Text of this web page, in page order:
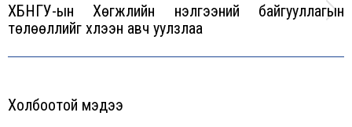
Next
ХБНГУ-ын Хөгжлийн үнэлгээний байгууллагын
төлөөллийг хүлээн авч уулзлаа
Холбоотой мэдээ